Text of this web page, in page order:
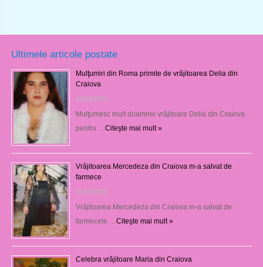
Ultimele articole postate
Mulţumiri din Roma primite de vrăjitoarea Delia din
Craiova
06/08/2026
Mulţumesc mult doamnei vrăjitoare Delia din Craiova
pentru … Citeşte mai mult »
Vrăjitoarea Mercedeza din Craiova m-a salvat de
farmece
06/08/2026
Vrăjitoarea Mercedeza din Craiova m-a salvat de
farmecele … Citeşte mai mult »
Celebra vrăjitoare Maria din Craiova